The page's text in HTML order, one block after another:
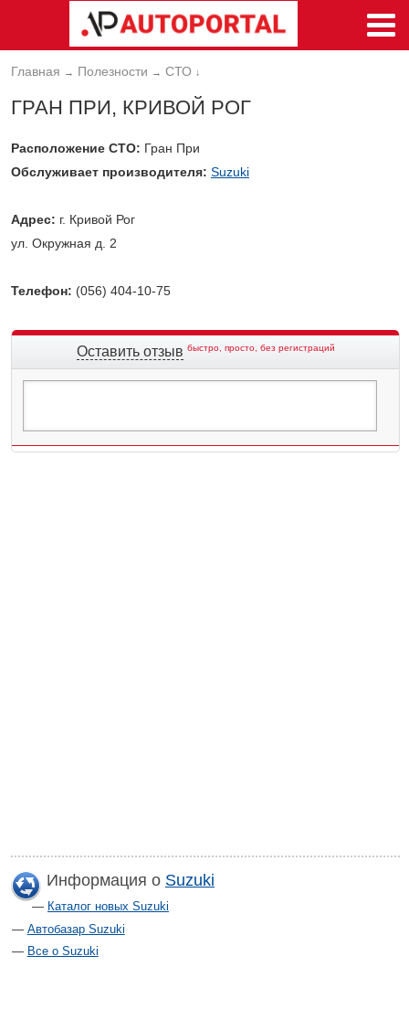
Главная → Полезности → СТО ↓
ГРАН ПРИ, КРИВОЙ РОГ
Расположение СТО: Гран При
Обслуживает производителя: Suzuki
Адрес: г. Кривой Рог
ул. Окружная д. 2
Телефон: (056) 404-10-75
Оставить отзыв быстро, просто, без регистраций
Информация о Suzuki
Каталог новых Suzuki
Автобазар Suzuki
Все о Suzuki